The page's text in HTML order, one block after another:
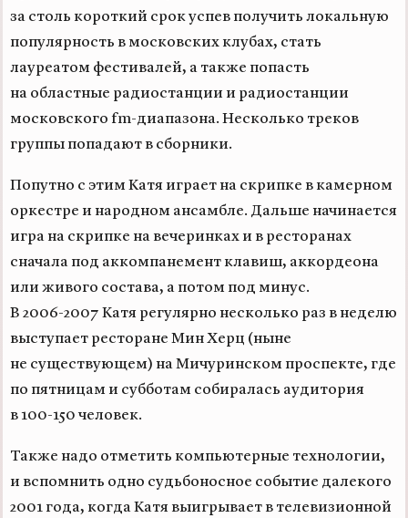
за столь короткий срок успев получить локальную
популярность в московских клубах, стать
лауреатом фестивалей, а также попасть
на областные радиостанции и радиостанции
московского fm-диапазона. Несколько треков
группы попадают в сборники.
Попутно с этим Катя играет на скрипке в камерном
оркестре и народном ансамбле. Дальше начинается
игра на скрипке на вечеринках и в ресторанах
сначала под аккомпанемент клавиш, аккордеона
или живого состава, а потом под минус.
В2006-2007 Катя регулярно несколько раз в неделю
выступает ресторане Мин Херц (ныне
не существующем) на Мичуринском проспекте, где
по пятницам и субботам собиралась аудитория
в100-150 человек.
Также надо отметить компьютерные технологии,
и вспомнить одно судьбоносное событие далекого
2001 года, когда Катя выигрывает в телевизионной